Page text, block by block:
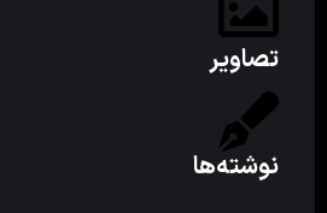
تصاویر
نوشته‌ها